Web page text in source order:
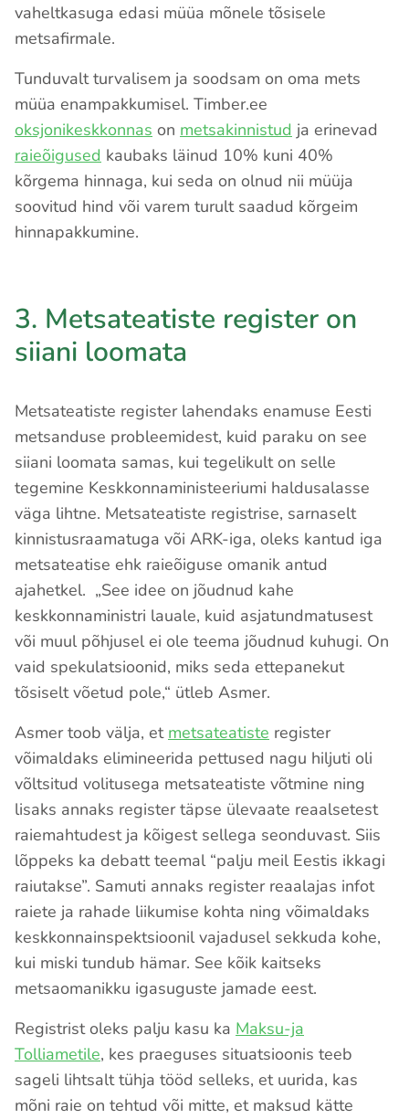
vaheltkasuga edasi müüa mõnele tõsisele
metsafirmale.
Tunduvalt turvalisem ja soodsam on oma mets
müüa enampakkumisel. Timber.ee
oksjonikeskkonnas on metsakinnistud ja erinevad
raieõigused kaubaks läinud 10% kuni 40%
kõrgema hinnaga, kui seda on olnud nii müüja
soovitud hind või varem turult saadud kõrgeim
hinnapakkumine.
3. Metsateatiste register on
siiani loomata
Metsateatiste register lahendaks enamuse Eesti
metsanduse probleemidest, kuid paraku on see
siiani loomata samas, kui tegelikult on selle
tegemine Keskkonnaministeeriumi haldusalasse
väga lihtne. Metsateatiste registrise, sarnaselt
kinnistusraamatuga või ARK-iga, oleks kantud iga
metsateatise ehk raieõiguse omanik antud
ajahetkel. „See idee on jõudnud kahe
keskkonnaministri lauale, kuid asjatundmatusest
või muul põhjusel ei ole teema jõudnud kuhugi. On
vaid spekulatsioonid, miks seda ettepanekut
tõsiselt võetud pole,“ ütleb Asmer.
Asmer toob välja, et metsateatiste register
võimaldaks elimineerida pettused nagu hiljuti oli
võltsitud volitusega metsateatiste võtmine ning
lisaks annaks register täpse ülevaate reaalsetest
raiemahtudest ja kõigest sellega seonduvast. Siis
lõppeks ka debatt teemal “palju meil Eestis ikkagi
raiutakse”. Samuti annaks register reaalajas infot
raiete ja rahade liikumise kohta ning võimaldaks
keskkonnainspektsioonil vajadusel sekkuda kohe,
kui miski tundub hämar. See kõik kaitseks
metsaomanikku igasuguste jamade eest.
Registrist oleks palju kasu ka Maksu-ja
Tolliametile, kes praeguses situatsioonis teeb
sageli lihtsalt tühja tööd selleks, et uurida, kas
mõni raie on tehtud või mitte, et maksud kätte